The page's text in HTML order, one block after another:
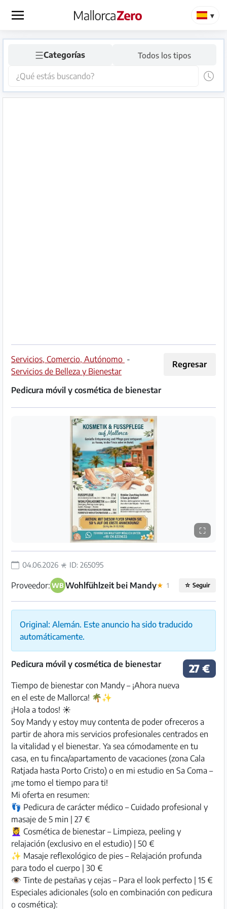
×
Página
inicio
Privacidad
de
uso
☰Categorías Todos los tipos
Regresar
Servicios, Comercio, Autónomo -
Servicios de Belleza y Bienestar
Pedicura móvil y cosmética de bienestar
⛶
04.06.2026 ID: 265095
Proveedor: WB Wohlfühlzeit bei Mandy★ 1 ☆ Seguir
Original: Alemán. Este anuncio ha sido traducido
automáticamente.
27 €
Pedicura móvil y cosmética de bienestar
Tiempo de bienestar con Mandy – ¡Ahora nueva
en el este de Mallorca! 🌴✨
¡Hola a todos! ☀️
Soy Mandy y estoy muy contenta de poder ofreceros a
partir de ahora mis servicios profesionales centrados en
la vitalidad y el bienestar. Ya sea cómodamente en tu
casa, en tu finca/apartamento de vacaciones (zona Cala
Ratjada hasta Porto Cristo) o en mi estudio en Sa Coma –
¡me tomo el tiempo para ti!
Mi oferta en resumen:
👣 Pedicura de carácter médico – Cuidado profesional y
masaje de 5 min | 27 €
💆‍♀️ Cosmética de bienestar – Limpieza, peeling y
relajación (exclusivo en el estudio) | 50 €
✨ Masaje reflexológico de pies – Relajación profunda
para todo el cuerpo | 30 €
👁️ Tinte de pestañas y cejas – Para el look perfecto | 15 €
Especiales adicionales (solo en combinación con pedicura
o cosmética):